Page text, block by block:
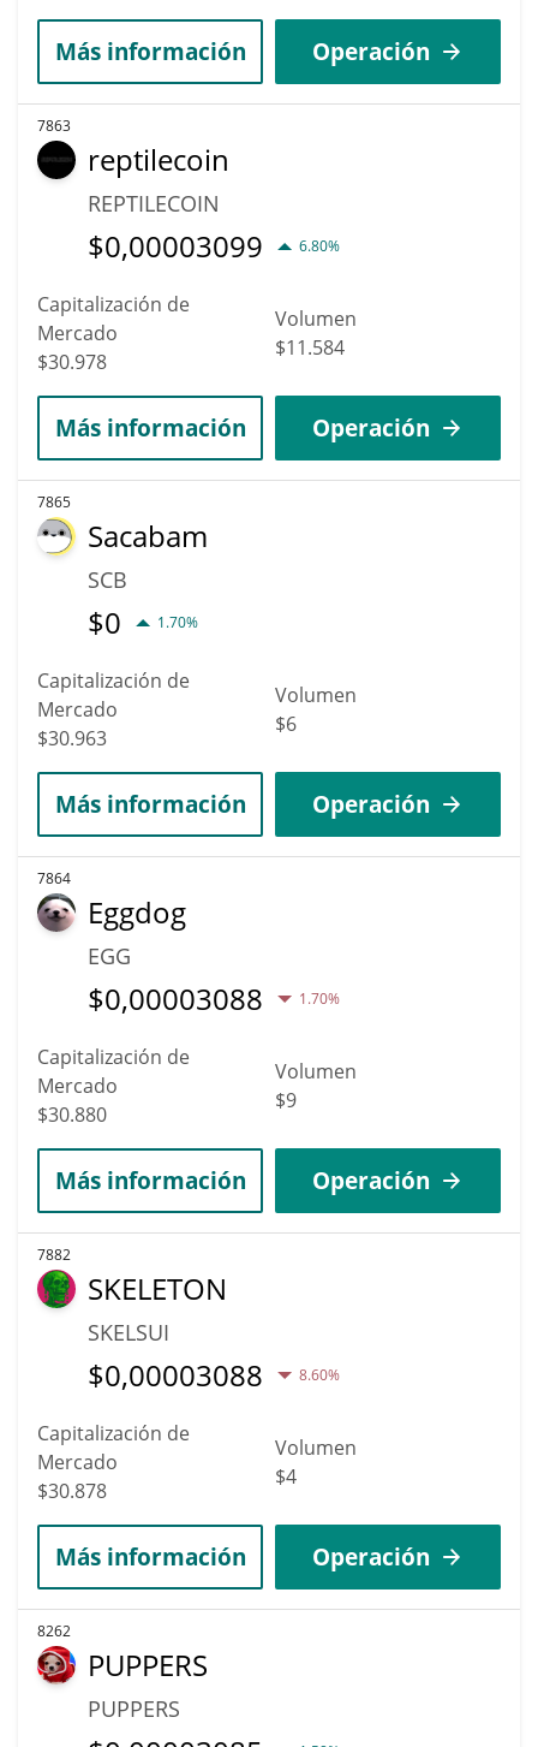
Más información Operación
7863
reptilecoin
REPTILECOIN
$0,00003099 6.80%
Capitalización de
Mercado
$30.978
Volumen
$11.584
Más información Operación
7865
Sacabam
SCB
$0 1.70%
Capitalización de
Mercado
$30.963
Volumen
$6
Más información Operación
7864
Eggdog
EGG
$0,00003088 1.70%
Capitalización de
Mercado
$30.880
Volumen
$9
Más información Operación
7882
SKELETON
SKELSUI
$0,00003088 8.60%
Capitalización de
Mercado
$30.878
Volumen
$4
Más información Operación
8262
PUPPERS
PUPPERS